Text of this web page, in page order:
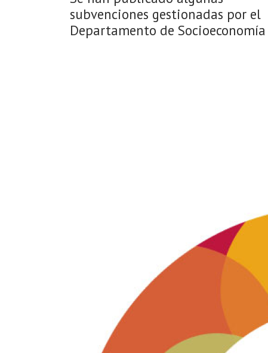
subvenciones gestionadas por el
Departamento de Socioeconomía